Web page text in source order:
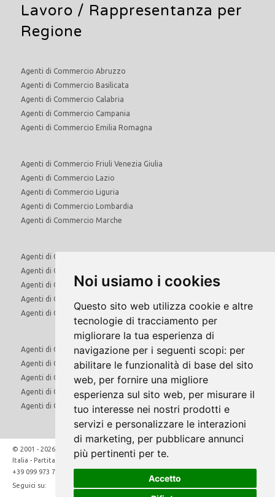
Noi usiamo i cookies
Questo sito web utilizza cookie e altre
tecnologie di tracciamento per
migliorare la tua esperienza di
navigazione per i seguenti scopi: per
abilitare le funzionalità di base del sito
web, per fornire una migliore
esperienza sul sito web, per misurare il
tuo interesse nei nostri prodotti e
servizi e personalizzare le interazioni
di marketing, per pubblicare annunci
più pertinenti per te.
Accetto
Lavoro / Rappresentanza per
Regione
Agenti di Commercio Abruzzo
Agenti di Commercio Basilicata
Agenti di Commercio Calabria
Agenti di Commercio Campania
Agenti di Commercio Emilia Romagna
Agenti di Commercio Friuli Venezia Giulia
Agenti di Commercio Lazio
Agenti di Commercio Liguria
Agenti di Commercio Lombardia
Agenti di Commercio Marche
Agenti di Commercio Molise
Agenti di Commercio Piemonte
Agenti di Commercio Puglia
Agenti di Commercio Sardegna
Agenti di Commercio Sicilia
Agenti di Commercio Toscana
Agenti di Commercio Trentino Alto Adige
Agenti di Commercio Umbria
Agenti di Commercio Valle d'Aosta
Agenti di Commercio Veneto
© 2001 - 2026 Direct Hunt Srl - Via Marco Gatti 34/A - 74024 Manduria (Ta)
Italia - Partita Iva: IT02481910731
+39 099 973 7219
Seguici su: